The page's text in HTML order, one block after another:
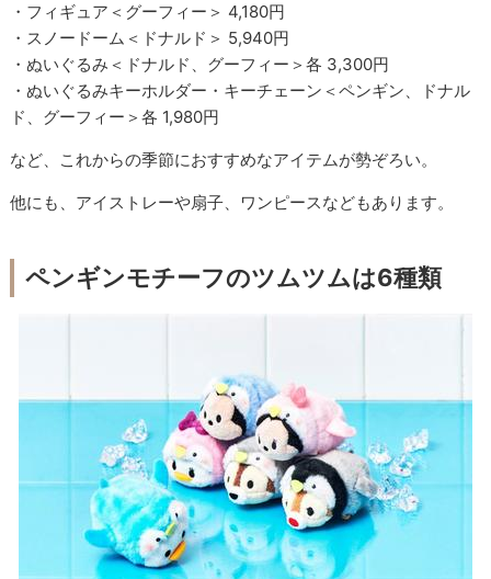
・フィギュア＜グーフィー＞ 4,180円
・スノードーム＜ドナルド＞ 5,940円
・ぬいぐるみ＜ドナルド、グーフィー＞各 3,300円
・ぬいぐるみキーホルダー・キーチェーン＜ペンギン、ドナル
ド、グーフィー＞各 1,980円
など、これからの季節におすすめなアイテムが勢ぞろい。
他にも、アイストレーや扇子、ワンピースなどもあります。
ペンギンモチーフのツムツムは6種類